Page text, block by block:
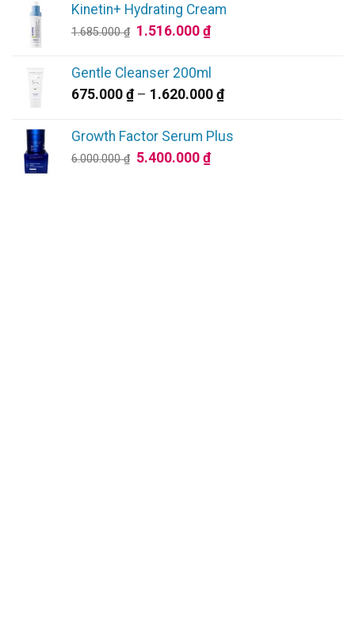
là:
4.950.000 ₫.
tại
là:
Kinetin+ Hydrating Cream
1.685.000₫ Giá
là:
1.516.000₫Giá
tại
là:
1.516.000 ₫.
Gentle Cleanser 200ml
675.000 ₫ – 1.620.000 ₫Khoảng
từ
Growth Factor Serum Plus
6.000.000₫ Giá
5.400.000₫Giá